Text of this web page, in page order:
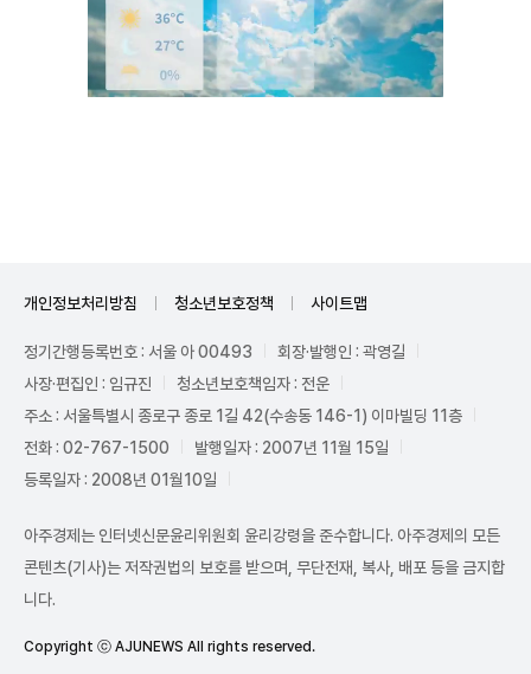
개인정보처리방침 청소년보호정책 사이트맵
정기간행등록번호 : 서울 아 00493
회장·발행인 : 곽영길
사장·편집인 : 임규진
청소년보호책임자 : 전운
주소 : 서울특별시 종로구 종로 1길 42(수송동 146-1) 이마빌딩 11층
전화 : 02-767-1500
발행일자 : 2007년 11월 15일
등록일자 : 2008년 01월10일
아주경제는 인터넷신문윤리위원회 윤리강령을 준수합니다. 아주경제의 모든
콘텐츠(기사)는 저작권법의 보호를 받으며, 무단전재, 복사, 배포 등을 금지합
니다.
Copyright ⓒ AJUNEWS All rights reserved.